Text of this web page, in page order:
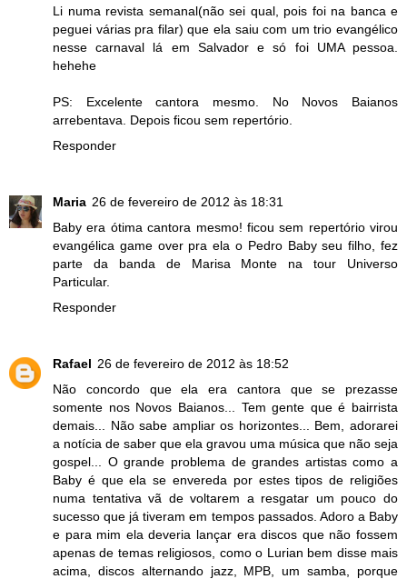
Li numa revista semanal(não sei qual, pois foi na banca e
peguei várias pra filar) que ela saiu com um trio evangélico
nesse carnaval lá em Salvador e só foi UMA pessoa.
hehehe
PS: Excelente cantora mesmo. No Novos Baianos
arrebentava. Depois ficou sem repertório.
Responder
Maria 26 de fevereiro de 2012 às 18:31
Baby era ótima cantora mesmo! ficou sem repertório virou
evangélica game over pra ela o Pedro Baby seu filho, fez
parte da banda de Marisa Monte na tour Universo
Particular.
Responder
Rafael 26 de fevereiro de 2012 às 18:52
Não concordo que ela era cantora que se prezasse
somente nos Novos Baianos... Tem gente que é bairrista
demais... Não sabe ampliar os horizontes... Bem, adorarei
a notícia de saber que ela gravou uma música que não seja
gospel... O grande problema de grandes artistas como a
Baby é que ela se envereda por estes tipos de religiões
numa tentativa vã de voltarem a resgatar um pouco do
sucesso que já tiveram em tempos passados. Adoro a Baby
e para mim ela deveria lançar era discos que não fossem
apenas de temas religiosos, como o Lurian bem disse mais
acima, discos alternando jazz, MPB, um samba, porque